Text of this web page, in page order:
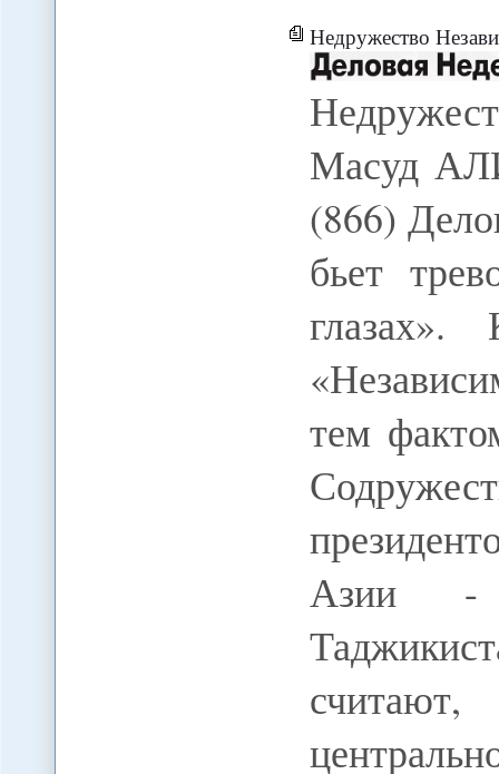
Недружество
Масуд
(866)
бьет
тем
Азии -